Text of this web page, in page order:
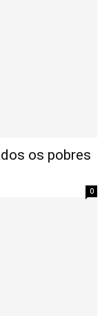
os pobres
0